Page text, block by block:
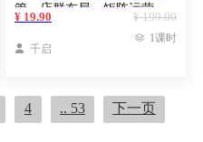
管、店群布局，矩阵运营，
打造月利润5万+店
¥ 199.00
¥ 19.90
 千启
 1课时
4 .. 53 下一页